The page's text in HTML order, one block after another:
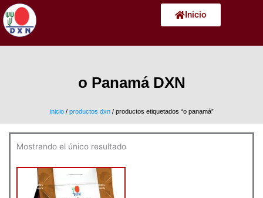
al
contenido
Inicio
o Panamá DXN
inicio/ productos dxn/ productos etiquetados “o panamá”
Mostrando el único resultado